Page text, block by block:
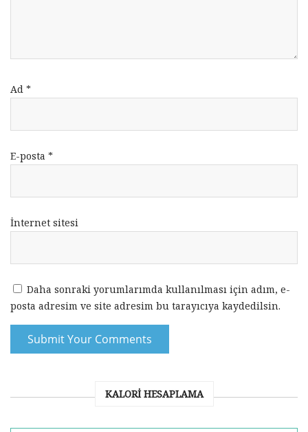
Ad *
E-posta *
İnternet sitesi
Daha sonraki yorumlarımda kullanılması için adım, e-
posta adresim ve site adresim bu tarayıcıya kaydedilsin.
KALORI HESAPLAMA